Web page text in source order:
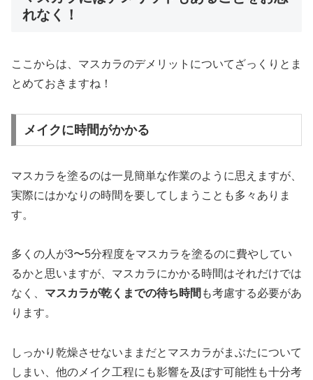
れなく！
ここからは、マスカラのデメリットについてざっくりとま
とめておきますね！
メイクに時間がかかる
マスカラを塗るのは一見簡単な作業のように思えますが、
実際にはかなりの時間を要してしまうことも多々ありま
す。
多くの人が3〜5分程度をマスカラを塗るのに費やしてい
るかと思いますが、マスカラにかかる時間はそれだけでは
なく、 マスカラが乾くまでの待ち時間 も考慮する必要があ
ります。
しっかり乾燥させないままだとマスカラがまぶたについて
しまい、他のメイク工程にも影響を及ぼす可能性も十分考